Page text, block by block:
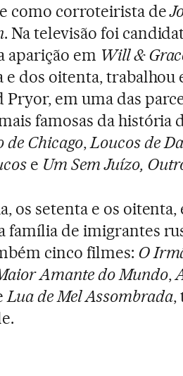
como corroteirista de
. Na televisão foi
aparição em Will &
e dos oitenta,
Pryor, em uma das
famosas da história
de Chicago,Loucos de
e Um Sem Juízo,
os setenta e os
família de imigrantes
cinco filmes: O
Amante do Mundo,
Lua de Mel Assombrada,